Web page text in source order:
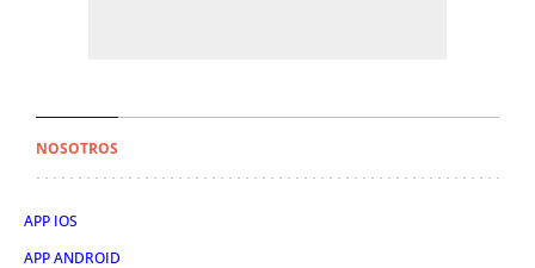
NOSOTROS
APP IOS
APP ANDROID